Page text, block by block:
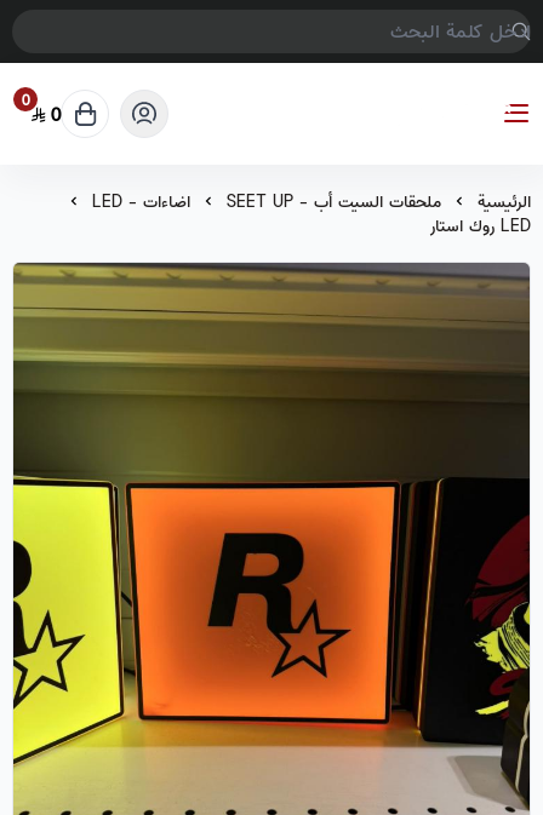
COMPTER GAMES
0 0
الرئيسية ملحقات السيت أب - SEET UP اضاءات - LED
LED روك استار